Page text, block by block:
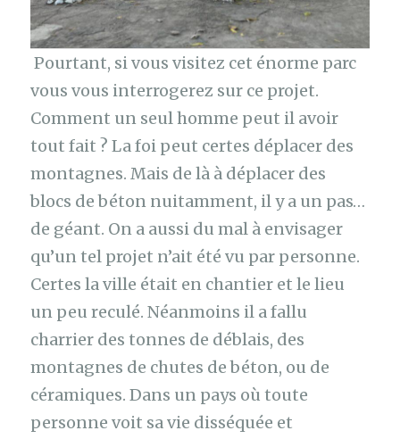
Pourtant, si vous visitez cet énorme parc
vous vous interrogerez sur ce projet.
Comment un seul homme peut il avoir
tout fait ? La foi peut certes déplacer des
montagnes. Mais de là à déplacer des
blocs de béton nuitamment, il y a un pas…
de géant. On a aussi du mal à envisager
qu’un tel projet n’ait été vu par personne.
Certes la ville était en chantier et le lieu
un peu reculé. Néanmoins il a fallu
charrier des tonnes de déblais, des
montagnes de chutes de béton, ou de
céramiques. Dans un pays où toute
personne voit sa vie disséquée et